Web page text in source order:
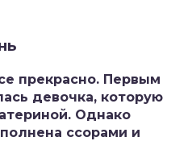
прекрасно. Первым
девочка, которую
Однако
ссорами и